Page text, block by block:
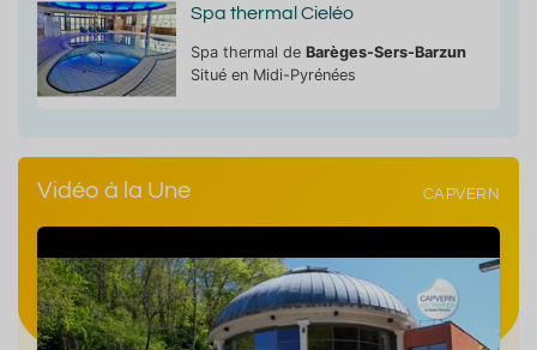
Spa thermal Cieléo
Spa thermal de Barèges-Sers-Barzun
Situé en Midi-Pyrénées
Vidéo à la Une CAPVERN